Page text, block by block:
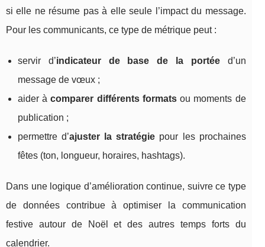
si elle ne résume pas à elle seule l’impact du message.
Pour les communicants, ce type de métrique peut :
servir d’indicateur de base de la portéed’un
message de vœux ;
aider àcomparer différents formatsou moments de
publication ;
permettre d’ajuster la stratégie pour les prochaines
fêtes (ton, longueur, horaires, hashtags).
Dans une logique d’amélioration continue, suivre ce type
de données contribue à optimiser la communication
festive autour de Noël et des autres temps forts du
calendrier.